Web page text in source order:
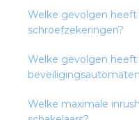
Welke gevolgen
schroefzekeringen?
Welke gevolgen
Welke maximale